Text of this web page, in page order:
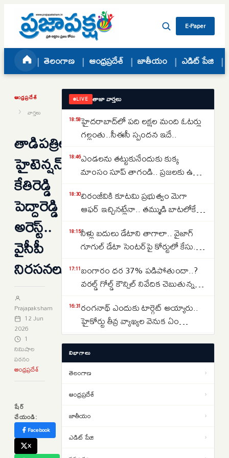
Skip to content
E-Paper
తెలంగాణ ఆంధ్రప్రదేశ్ జాతీయం ఎడిట్ పేజి
ఆంధ్రప్రదేశ్
› వార్తలు
తాడిపత్రిలో
హైటెన్షన్..
కేతిరెడ్డి
పెద్దారెడ్డి
అరెస్ట్..
వైసీపీ
నిరసనలు
Prajapaksham
12 Jun
2026
1
నిమిషాల
పఠనం
ఆంధ్రప్రదేశ్
షేర్
చేయండి:
Facebook
X
LIVE తాజా వార్తలు
18:58హైదరాబాద్‌లో పది లక్షల మంది ఓటర్లు
గల్లంతు..సీఈసీ స్పందన ఇదే..
18:46ఎండలను తట్టుకునేందుకు కుక్క
మాంసం సూప్ తాగండి.. ప్రజలకు ఉత్తర
18:30చిరంజీవికి కూటమి ప్రభుత్వం మెగా
ఆఫర్ ఇచ్చినట్లేనా.. తమ్ముడి బాటలోకే
18:15నీళ్లు బదులు డేటాని తాగాలా.. వైజాగ్
గూగుల్ డేటా సెంటర్‌పై కోర్టులో కేసు..
17:11బంగారం ధర 37% పడిపోతుందా..?
వరల్డ్ గోల్డ్ కౌన్సిల్ నివేదిక చెబుతున్న
16:31రంగనాథ్ ఎందుకు టార్గెట్ అయ్యారు..
హైకోర్టు తీవ్ర వ్యాఖ్యల వెనుక ఏం
జరిగింది?
14:37తెలంగాణలో రూ. 40 వేల కోట్ల రైల్వే
ప్రాజెక్టులు ఫాస్ట్ ట్రాక్.. కాని ఒకటే
సమస్య..అదేంటంటే..
మూఢనమ్మకాల మధ్య వేడెక్కిన
12:30Real Estate: హైదరాబాద్ రియల్
ఎస్టేట్ చూపు వరంగల్ హైవే వైపు…
11:24
విభాగాలు
తెలంగాణ ›
ఆంధ్రప్రదేశ్ ›
జాతీయం ›
ఎడిట్ పేజి ›